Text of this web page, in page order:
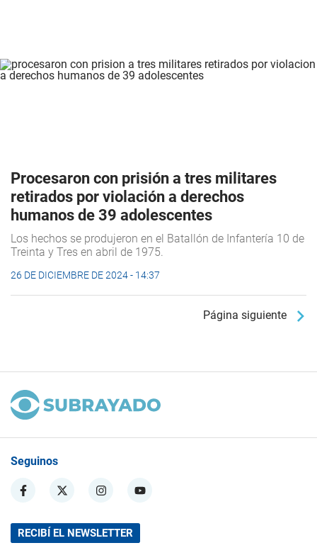
Procesaron con prisión a tres militares
retirados por violación a derechos
humanos de 39 adolescentes
Los hechos se produjeron en el Batallón de Infantería 10 de
Treinta y Tres en abril de 1975.
26 DE DICIEMBRE DE 2024 - 14:37
Página siguiente
Seguinos
RECIBÍ EL NEWSLETTER